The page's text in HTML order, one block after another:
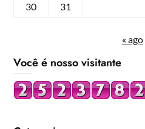
30
31
« ago
Você é nosso visitante